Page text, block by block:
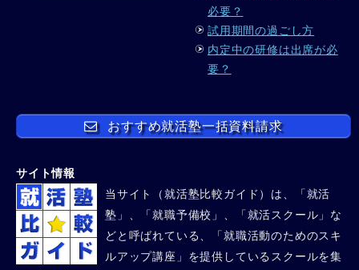
必要？
試用期間の過ごし方
内定中の研修は出席が必
要？
おすすめ就活塾一括資料請求
サイト情報
当サイト（就活塾比較ガイド）は、「就活
塾」、「就職予備校」、「就活スクール」な
どと呼ばれている、「就職活動のためのスキ
ルアップ講座」を提供しているスクールを集